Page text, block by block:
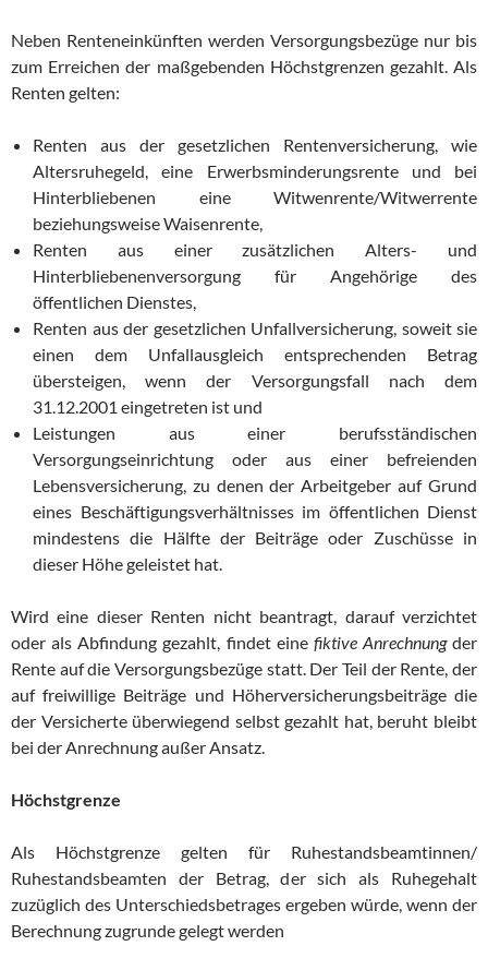
Neben Renteneinkünften werden Versorgungsbezüge nur bis
zum Erreichen der maßgebenden Höchstgrenzen gezahlt. Als
Renten gelten:
Renten aus der gesetzlichen Rentenversicherung, wie
Altersruhegeld, eine Erwerbsminderungsrente und bei
Hinterbliebenen eine Witwenrente/Witwerrente
beziehungsweise Waisenrente,
Renten aus einer zusätzlichen Alters- und
Hinterbliebenenversorgung für Angehörige des
öffentlichen Dienstes,
Renten aus der gesetzlichen Unfallversicherung, soweit sie
einen dem Unfallausgleich entsprechenden Betrag
übersteigen, wenn der Versorgungsfall nach dem
31.12.2001 eingetreten ist und
Leistungen aus einer berufsständischen
Versorgungseinrichtung oder aus einer befreienden
Lebensversicherung, zu denen der Arbeitgeber auf Grund
eines Beschäftigungsverhältnisses im öffentlichen Dienst
mindestens die Hälfte der Beiträge oder Zuschüsse in
dieser Höhe geleistet hat.
Wird eine dieser Renten nicht beantragt, darauf verzichtet
oder als Abfindung gezahlt, findet eine fiktive Anrechnungder
Rente auf die Versorgungsbezüge statt. Der Teil der Rente, der
auf freiwillige Beiträge und Höherversicherungsbeiträge die
der Versicherte überwiegend selbst gezahlt hat, beruht bleibt
bei der Anrechnung außer Ansatz.
Höchstgrenze
Als Höchstgrenze gelten für Ruhestandsbeamtinnen/
Ruhestandsbeamten der Betrag, der sich als Ruhegehalt
zuzüglich des Unterschiedsbetrages ergeben würde, wenn der
Berechnung zugrunde gelegt werden